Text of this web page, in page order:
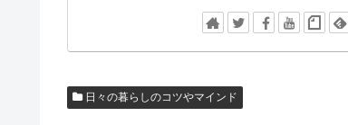
日々の暮らしのコツやマインド